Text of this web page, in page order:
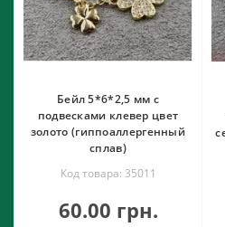
Бейл 5*6*2,5 мм с
подвесками клевер цвет
золото (гиппоаллергенный
сплав)
Код товара: 35011
60.00 грн.